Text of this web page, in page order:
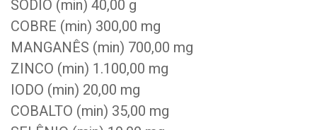
SÓDIO (min) 40,00 g
COBRE (min) 300,00 mg
MANGANÊS (min) 700,00 mg
ZINCO (min) 1.100,00 mg
IODO (min) 20,00 mg
COBALTO (min) 35,00 mg